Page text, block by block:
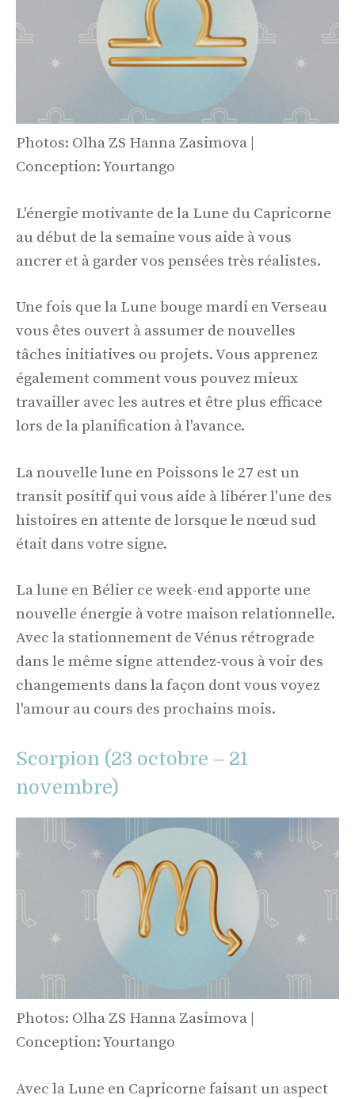
Photos: Olha ZS Hanna Zasimova |
Conception: Yourtango
L'énergie motivante de la Lune du Capricorne
au début de la semaine vous aide à vous
ancrer et à garder vos pensées très réalistes.
Une fois que la Lune bouge mardi en Verseau
vous êtes ouvert à assumer de nouvelles
tâches initiatives ou projets. Vous apprenez
également comment vous pouvez mieux
travailler avec les autres et être plus efficace
lors de la planification à l'avance.
La nouvelle lune en Poissons le 27 est un
transit positif qui vous aide à libérer l'une des
histoires en attente de lorsque le nœud sud
était dans votre signe.
La lune en Bélier ce week-end apporte une
nouvelle énergie à votre maison relationnelle.
Avec la stationnement de Vénus rétrograde
dans le même signe attendez-vous à voir des
changements dans la façon dont vous voyez
l'amour au cours des prochains mois.
Scorpion (23 octobre – 21
novembre)
Photos: Olha ZS Hanna Zasimova |
Conception: Yourtango
Avec la Lune en Capricorne faisant un aspect